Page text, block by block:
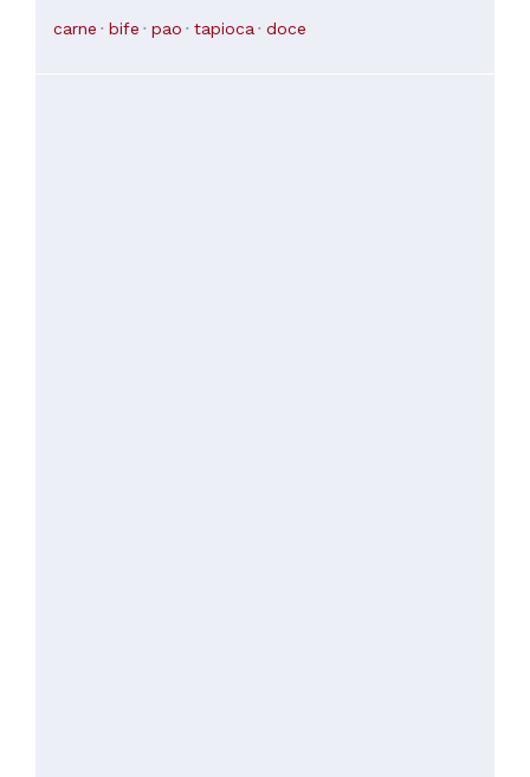
carne bife pao tapioca doce